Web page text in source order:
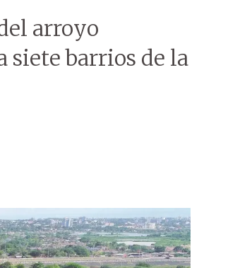
arroyo
siete barrios de la